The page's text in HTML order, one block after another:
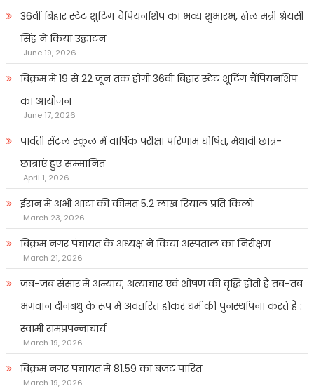
36वीं बिहार स्टेट शूटिंग चैंपियनशिप का भव्य शुभारंभ, खेल मंत्री श्रेयसी
सिंह ने किया उद्घाटन
June 19, 2026
बिक्रम में 19 से 22 जून तक होगी 36वीं बिहार स्टेट शूटिंग चैंपियनशिप
का आयोजन
June 17, 2026
पार्वती सेंट्रल स्कूल में वार्षिक परीक्षा परिणाम घोषित, मेधावी छात्र-
छात्राएं हुए सम्मानित
April 1, 2026
ईरान में अभी आटा की कीमत 5.2 लाख रियाल प्रति किलो
March 23, 2026
बिक्रम नगर पंचायत के अध्यक्ष ने किया अस्पताल का निरीक्षण
March 21, 2026
जब-जब संसार में अन्याय, अत्याचार एवं शोषण की वृद्धि होती है तब-तब
भगवान दीनबंधु के रूप में अवतरित होकर धर्म की पुनर्स्थापना करते हैं :
स्वामी रामप्रपन्नाचार्य
March 19, 2026
बिक्रम नगर पंचायत में 81.59 का बजट पारित
March 19, 2026